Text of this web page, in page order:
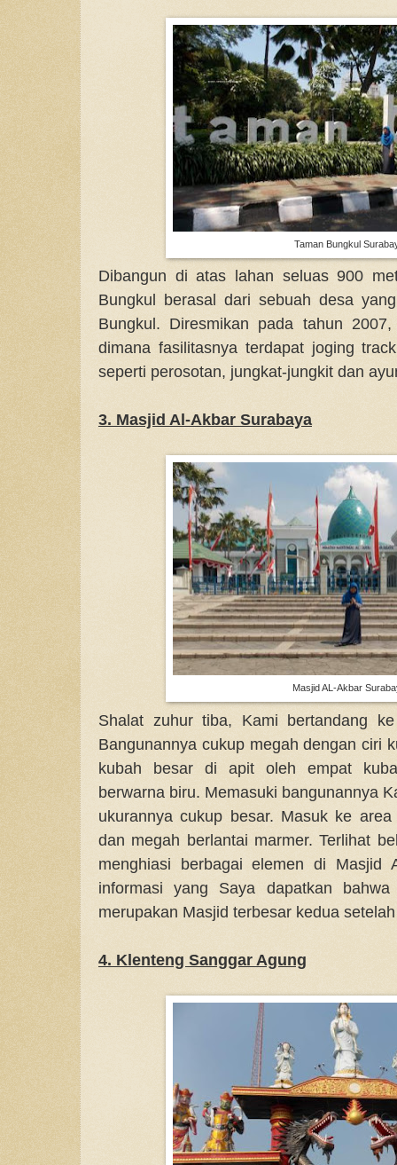
Taman Bungkul
Dibangun di atas lahan seluas 900
Bungkul berasal dari sebuah desa
Bungkul. Diresmikan pada tahun
dimana fasilitasnya terdapat joging
seperti perosotan, jungkat-jungkit dan
3. Masjid Al-Akbar Surabaya
Masjid AL-Akbar
Shalat zuhur tiba, Kami bertandang
Bangunannya cukup megah dengan ciri
kubah besar di apit oleh empat
berwarna biru. Memasuki bangunannya
ukurannya cukup besar. Masuk ke
dan megah berlantai marmer. Terlihat
menghiasi berbagai elemen di Masjid
informasi yang Saya dapatkan
merupakan Masjid terbesar kedua
4. Klenteng Sanggar Agung